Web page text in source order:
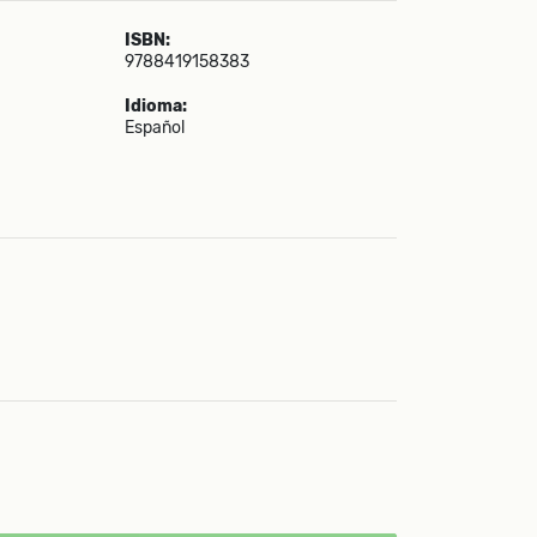
ISBN:
9788419158383
Idioma:
Español